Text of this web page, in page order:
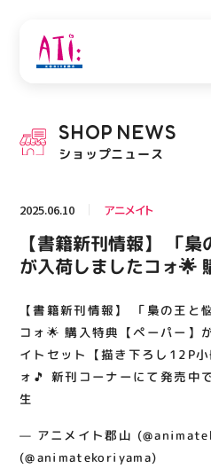
PICK UP NEWS
ピックアップニュース
フロアガイド
ACCESS
アクセス・駐車場
お知らせ
SHOP NEWS
ショップニュース
2025.06.10 アニメイト
【書籍新刊情報】 「梟
が入荷しましたコォ🌟
【描き下ろし12P小冊
コォ🎵 新刊コーナーに
丹野ちくわぶ 先生
【書籍新刊情報】 「梟の王と
コォ🌟 購入特典【ペーパー】
イトセット【描き下ろし12P
ォ🎵 新刊コーナーにて発売中
生
— アニメイト郡山
(@animatekoriyama)